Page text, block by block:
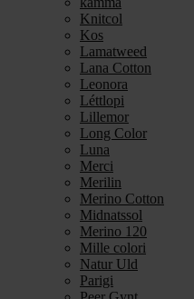
Knitcol
Kos
Lamatweed
Lana Cotton
Leonora
Léttlopi
Lillemor
Long Color
Luna
Merci
Merilin
Merino Cotton
Midnatssol
Merino 120
Mille colori
Natur Uld
Parigi